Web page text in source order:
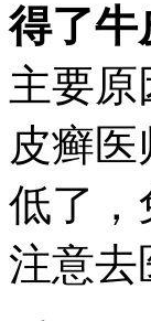
得了牛
主要
皮癣
低了，
注意去